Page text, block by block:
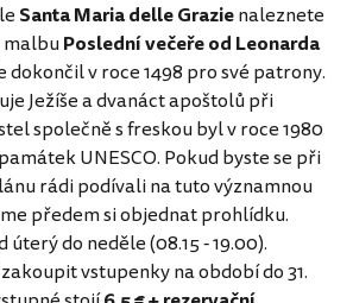
Santa Maria delle Grazienaleznete
malbuPoslední večeře od Leonarda
dokončil v roce 1498 pro své patrony.
Ježíše a dvanáct apoštolů při
společně s freskou byl v roce 1980
UNESCO. Pokud byste se při
rádi podívali na tuto významnou
předem si objednat prohlídku.
do neděle (08.15 - 19.00).
vstupenky na období do 31.